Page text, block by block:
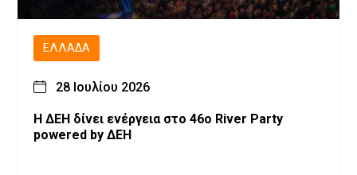
ΕΛΛΆΔΑ
28 Ιουλίου 2026
Η ΔΕΗ δίνει ενέργεια στο 46ο River Party
powered by ΔΕΗ